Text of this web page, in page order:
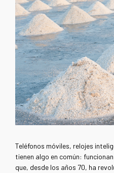
Teléfonos móviles, relojes
tienen algo en común:
que, desde los años 70, ha